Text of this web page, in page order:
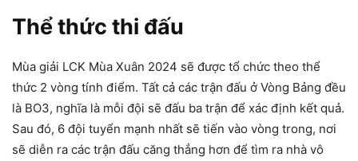
Thể thức thi đấu
Mùa giải LCK Mùa Xuân 2024 sẽ được tổ chức theo thể
thức 2 vòng tính điểm. Tất cả các trận đấu ở Vòng Bảng đều
là BO3, nghĩa là mỗi đội sẽ đấu ba trận để xác định kết quả.
Sau đó, 6 đội tuyển mạnh nhất sẽ tiến vào vòng trong, nơi
sẽ diễn ra các trận đấu căng thẳng hơn để tìm ra nhà vô